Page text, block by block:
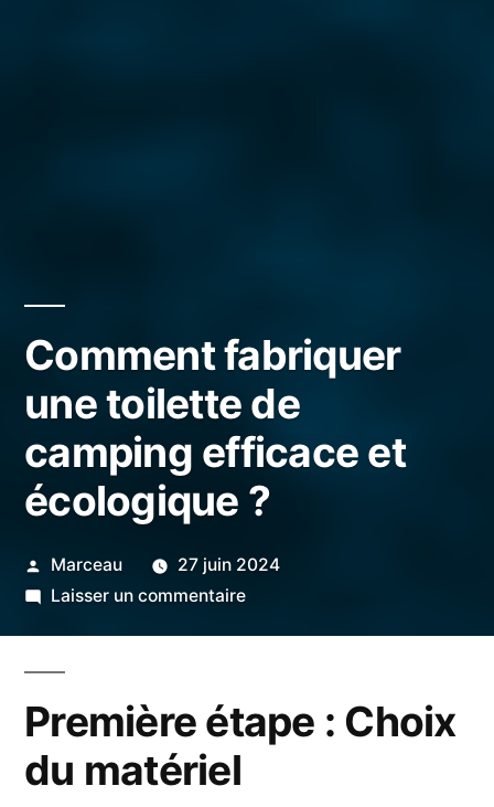
Comment fabriquer
une toilette de
camping efficace et
écologique ?
Publié
par
Marceau
27 juin 2024
Laisser un commentairesur
toilette
Première étape : Choix
du matériel